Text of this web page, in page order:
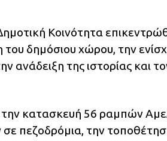
Κοινότητα
του δημόσιου χώρου, την
ανάδειξη της ιστορίας και
κατασκευή 56 ραμπών
πεζοδρόμια, την